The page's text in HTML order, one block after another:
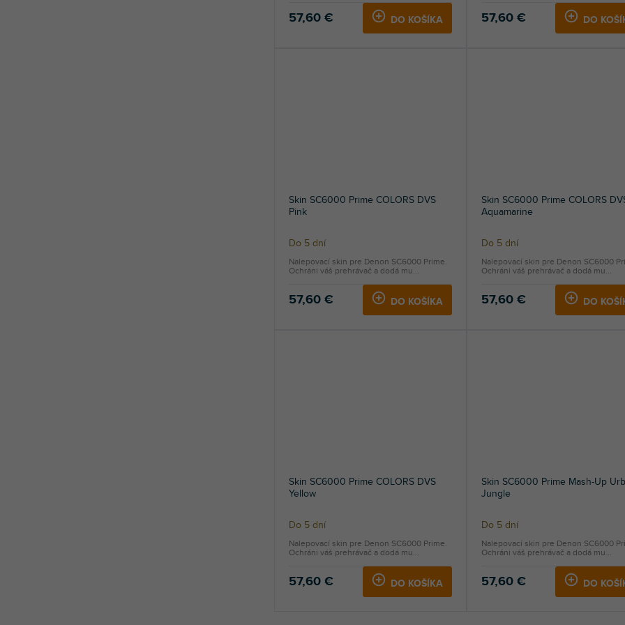
57,60 € DO KOŠÍKA 57,60 € DO
Skin SC6000 Prime COLORS DVS
Pink
Do 5 dní
57,60 € DO KOŠÍKA
Nalepovací skin pre Denon SC6000 Prime.
Ochráni váš prehrávač a dodá mu...
Skin SC6000 Prime COLORS
Aquamarine
Do 5 dní
57,60 € DO
Nalepovací skin pre Denon SC6000
Ochráni váš prehrávač a dodá mu...
Skin SC6000 Prime COLORS DVS
Yellow
Do 5 dní
57,60 € DO KOŠÍKA
Nalepovací skin pre Denon SC6000 Prime.
Ochráni váš prehrávač a dodá mu...
Skin SC6000 Prime Mash-Up
Jungle
Do 5 dní
57,60 € DO
Nalepovací skin pre Denon SC6000
Ochráni váš prehrávač a dodá mu...